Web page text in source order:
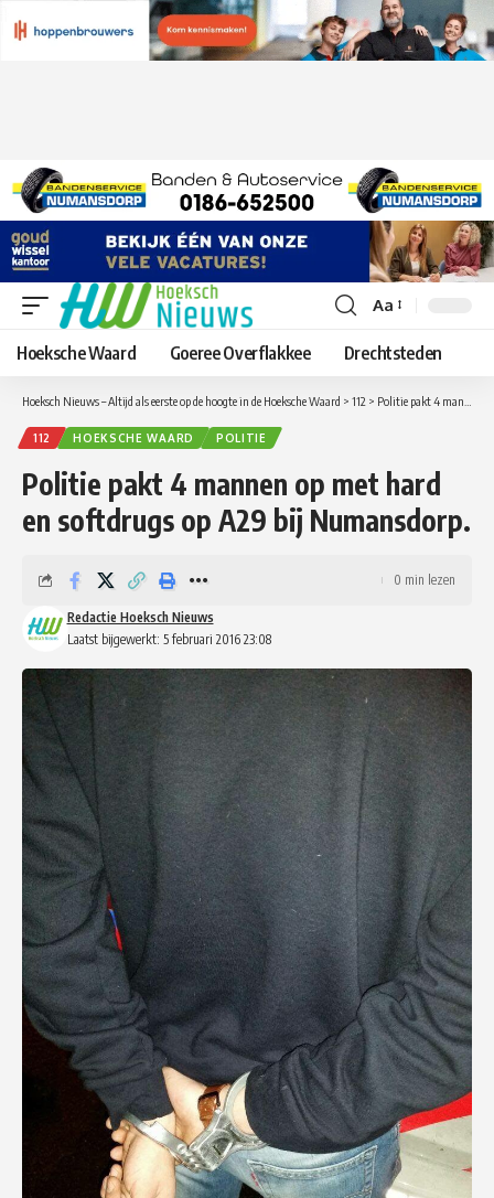
Lettergrootte
aanpassen
Aa
Hoeksche Waard Goeree Overflakkee Drechtsteden
Hoeksch Nieuws – Altijd als eerste op de hoogte in de Hoeksche Waard > 112 > Politie pakt 4 mannen op met hard en softdrugs op A29 bij Numansdorp.
112 HOEKSCHE WAARD POLITIE
Politie pakt 4 mannen op met hard
en softdrugs op A29 bij Numansdorp.
Laatst bijgewerkt: 5 februari 2016 23:08
Redactie Hoeksch Nieuws
0 min lezen